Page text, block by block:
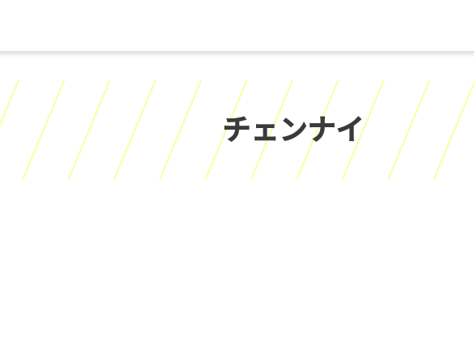
チェンナイ